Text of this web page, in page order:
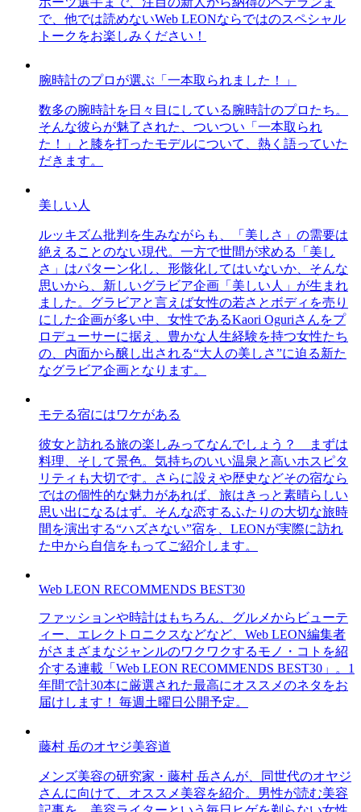
で、他では読めないWeb LEONならではのスペシャル
トークをお楽しみください！
腕時計のプロが選ぶ「一本取られました！」
数多の腕時計を日々目にしている腕時計のプロたち。
そんな彼らが魅了された、ついつい「一本取られ
た！」と膝を打ったモデルについて、熱く語っていた
だきます。
美しい人
ルッキズム批判を生みながらも、「美しさ」の需要は
絶えることのない現代。一方で世間が求める「美し
さ」はパターン化し、形骸化してはいないか、そんな
思いから、新しいグラビア企画「美しい人」が生まれ
ました。グラビアと言えば女性の若さとボディを売り
にした企画が多い中、女性であるKaori Oguriさんをプ
ロデューサーに据え、豊かな人生経験を持つ女性たち
の、内面から醸し出される“大人の美しさ”に迫る新た
なグラビア企画となります。
モテる宿にはワケがある
彼女と訪れる旅の楽しみってなんでしょう？ まずは
料理、そして景色。気持ちのいい温泉と高いホスピタ
リティも大切です。さらに設えや歴史などその宿なら
ではの個性的な魅力があれば、旅はきっと素晴らしい
思い出になるはず。そんな恋するふたりの大切な旅時
間を演出する“ハズさない”宿を、LEONが実際に訪れ
た中から自信をもってご紹介します。
Web LEON RECOMMENDS BEST30
ファッションや時計はもちろん、グルメからビューテ
ィー、エレクトロニクスなどなど、Web LEON編集者
がさまざまなジャンルのワクワクするモノ・コトを紹
介する連載「Web LEON RECOMMENDS BEST30」。1
年間で計30本に厳選された最高にオススメのネタをお
届けします！ 毎週土曜日公開予定。
藤村 岳のオヤジ美容道
メンズ美容の研究家・藤村 岳さんが、同世代のオヤジ
さんに向けて、オススメ美容を紹介。男性が読む美容